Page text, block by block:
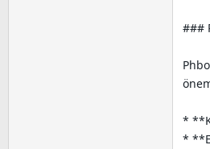
###
*
*